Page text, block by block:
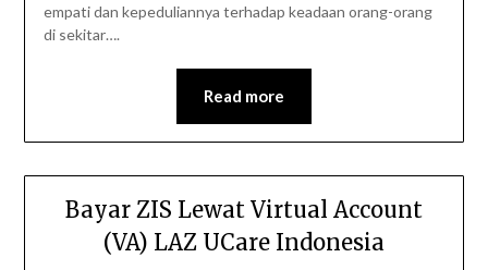
empati dan kepeduliannya terhadap keadaan orang-orang
di sekitar….
Read more
Bayar ZIS Lewat Virtual Account
(VA) LAZ UCare Indonesia